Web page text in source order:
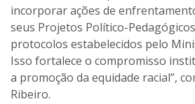
incorporar ações de
seus Projetos Político-
protocolos estabelecidos pelo
Isso fortalece o compromisso
a promoção da equidade racial”,
Ribeiro.